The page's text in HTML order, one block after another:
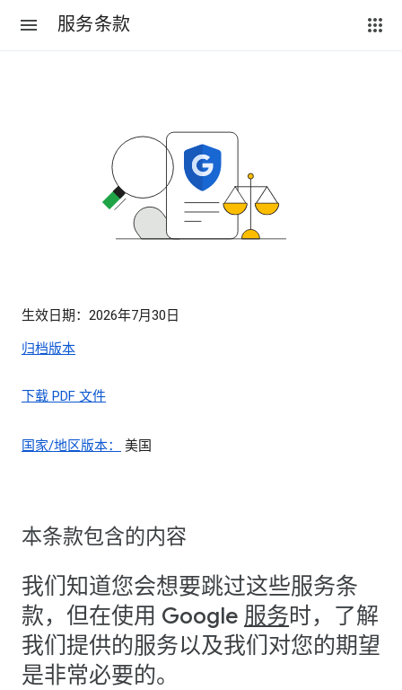
服务条款
生效日期：2026年7月30日
归档版本
下载 PDF 文件
国家/地区版本： 美国
本条款包含的内容
我们知道您会想要跳过这些服务条
款，但在使用 Google 服务时，了解
我们提供的服务以及我们对您的期望
是非常必要的。